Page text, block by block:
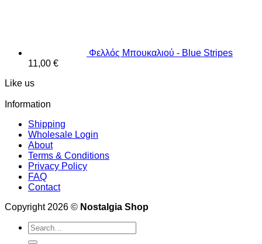
Φελλός Μπουκαλιού - Blue Stripes
11,00 €
Like us
Information
Shipping
Wholesale Login
About
Terms & Conditions
Privacy Policy
FAQ
Contact
Copyright 2026 © Nostalgia Shop
Search
for: